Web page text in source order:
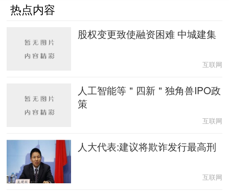
热点内容
股权变更致使融资困难 中城建集
互联网
人工智能等＂四新＂独角兽IPO政
策
互联网
人大代表:建议将欺诈发行最高刑
互联网